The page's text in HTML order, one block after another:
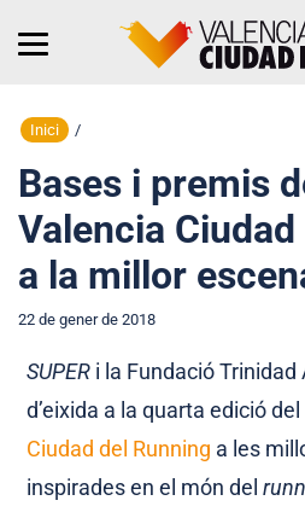
Inici /
Bases i premis
Valencia
a la millor
22 de gener de 2018
SUPER i la Fundació
d’eixida a la quarta edició del
Ciudad del Running a les
inspirades en el món del